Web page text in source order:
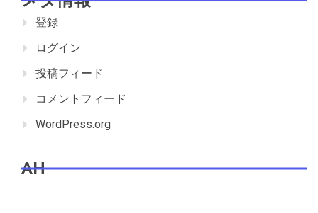
登録
ログイン
投稿フィード
コメントフィード
WordPress.org
AH